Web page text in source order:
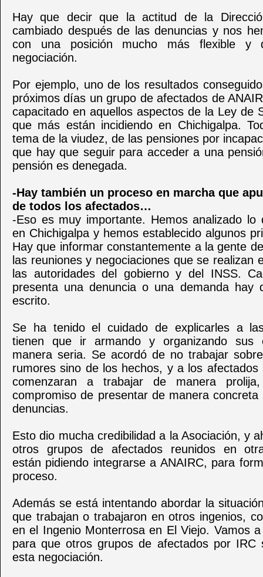
Hay que decir que la actitud de la
cambiado después de las denuncias y nos
con una posición mucho más flexible y
negociación.
Por ejemplo, uno de los resultados
próximos días un grupo de afectados de
capacitado en aquellos aspectos de la Ley de
que más están incidiendo en Chichigalpa.
tema de la viudez, de las pensiones por
que hay que seguir para acceder a una
pensión es denegada.
-Hay también un proceso en marcha que
de todos los afectados…
-Eso es muy importante. Hemos analizado lo
en Chichigalpa y hemos establecido algunos
Hay que informar constantemente a la gente
las reuniones y negociaciones que se realizan
las autoridades del gobierno y del INSS.
presenta una denuncia o una demanda hay
escrito.
Se ha tenido el cuidado de explicarles a
tienen que ir armando y organizando sus
manera seria. Se acordó de no trabajar
rumores sino de los hechos, y a los afectados
comenzaran a trabajar de manera
compromiso de presentar de manera
denuncias.
Esto dio mucha credibilidad a la Asociación, y
otros grupos de afectados reunidos en
están pidiendo integrarse a ANAIRC, para
proceso.
Además se está intentando abordar la
que trabajan o trabajaron en otros ingenios,
en el Ingenio Monterrosa en El Viejo. Vamos
para que otros grupos de afectados por IRC
esta negociación.